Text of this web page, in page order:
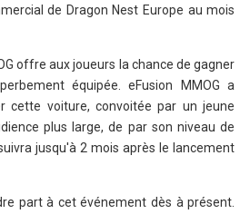
de Dragon Nest Europe au mois
offre aux joueurs la chance de gagner
équipée. eFusion MMOG a
cette voiture, convoitée par un jeune
plus large, de par son niveau de
jusqu'à 2 mois après le lancement
part à cet événement dès à présent.